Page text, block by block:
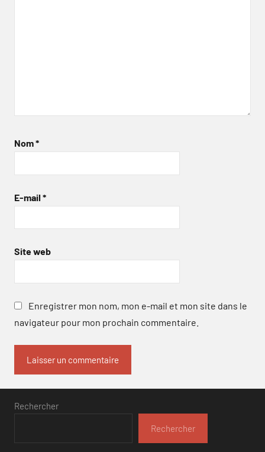
Nom*
E-mail *
Site web
Enregistrer mon nom, mon e-mail et mon site dans le
navigateur pour mon prochain commentaire.
Rechercher
Rechercher